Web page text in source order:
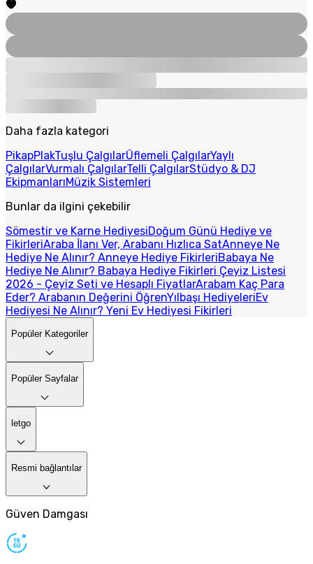
Daha fazla kategori
PikapPlakTuşlu ÇalgılarÜflemeli ÇalgılarYaylı
ÇalgılarVurmalı ÇalgılarTelli ÇalgılarStüdyo & DJ
EkipmanlarıMüzik Sistemleri
Bunlar da ilgini çekebilir
Sömestir ve Karne HediyesiDoğum Günü Hediye ve
FikirleriAraba İlanı Ver, Arabanı Hızlıca SatAnneye Ne
Hediye Ne Alınır? Anneye Hediye FikirleriBabaya Ne
Hediye Ne Alınır? Babaya Hediye Fikirleri Çeyiz Listesi
2026 - Çeyiz Seti ve Hesaplı FiyatlarArabam Kaç Para
Eder? Arabanın Değerini ÖğrenYılbaşı HediyeleriEv
Hediyesi Ne Alınır? Yeni Ev Hediyesi Fikirleri
Popüler Kategoriler
Popüler Sayfalar
letgo
Resmi bağlantılar
Güven Damgası